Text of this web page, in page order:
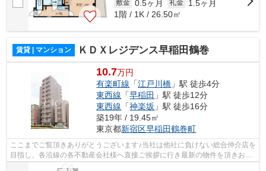
敷金 0.5ヶ月 礼金
1.5ヶ月
1階 / 1K / 26.50㎡
賃貸 | マンション ＫＤＸレジデンス早稲田鶴巻
10.7万円
有楽町線 「江戸川橋 」駅 徒歩4分
東西線 「早稲田 」駅 徒歩12分
東西線 「神楽坂 」駅 徒歩16分
築19年 / 19.45㎡
東京都新宿区早稲田鶴巻町
ここまでご覧頂きありがとうございます♪当社は他社に負けない総合仲介店を
目指し、各沿線の各不動産会社様へ直接ご挨拶に行き最新の物件を頂きお客
様へ提供しております！最新の情報は...